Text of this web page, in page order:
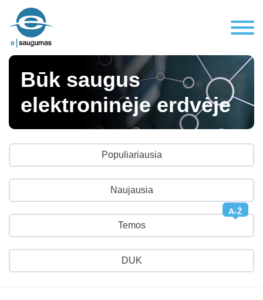
Būk saugus
elektroninėje erdvėje
Populiariausia
Naujausia
Temos
A-Ž
DUK